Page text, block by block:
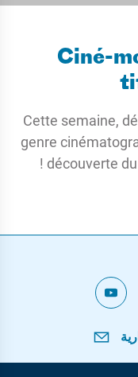
Ciné-
Cette semaine,
genre
découverte